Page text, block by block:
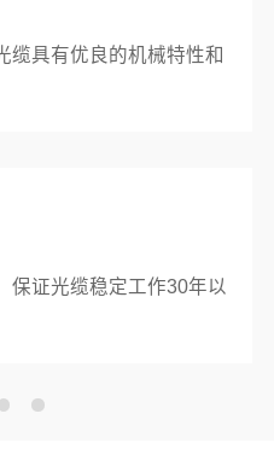
缆具有优良的机械特性和
保证光缆稳定工作30年以